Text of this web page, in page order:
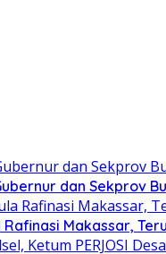
dan Sekprov
Rafinasi Makassar,